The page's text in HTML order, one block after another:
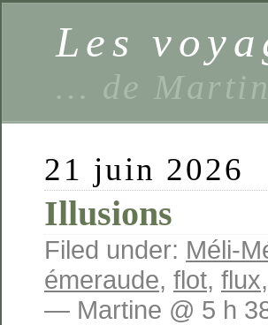
Les
… de
21 juin 2026
Illusions
Filed under: Méli-
émeraude, flot, flux,
— Martine @ 5 h